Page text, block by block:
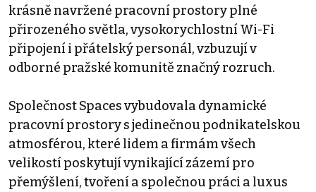
krásně navržené pracovní prostory plné
přirozeného světla, vysokorychlostní Wi-Fi
připojení i přátelský personál, vzbuzují v
odborné pražské komunitě značný rozruch.
Společnost Spaces vybudovala dynamické
pracovní prostory s jedinečnou podnikatelskou
atmosférou, které lidem a firmám všech
velikostí poskytují vynikající zázemí pro
přemýšlení, tvoření a společnou práci a luxus